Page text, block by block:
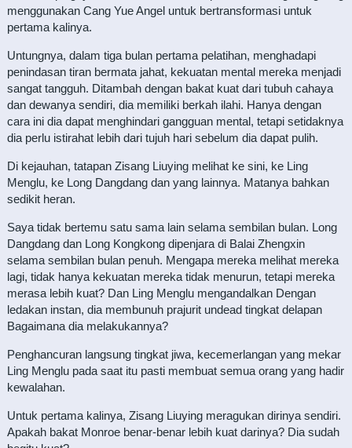
menggunakan Cang Yue Angel untuk bertransformasi untuk
pertama kalinya.
Untungnya, dalam tiga bulan pertama pelatihan, menghadapi
penindasan tiran bermata jahat, kekuatan mental mereka menjadi
sangat tangguh. Ditambah dengan bakat kuat dari tubuh cahaya
dan dewanya sendiri, dia memiliki berkah ilahi. Hanya dengan
cara ini dia dapat menghindari gangguan mental, tetapi setidaknya
dia perlu istirahat lebih dari tujuh hari sebelum dia dapat pulih.
Di kejauhan, tatapan Zisang Liuying melihat ke sini, ke Ling
Menglu, ke Long Dangdang dan yang lainnya. Matanya bahkan
sedikit heran.
Saya tidak bertemu satu sama lain selama sembilan bulan. Long
Dangdang dan Long Kongkong dipenjara di Balai Zhengxin
selama sembilan bulan penuh. Mengapa mereka melihat mereka
lagi, tidak hanya kekuatan mereka tidak menurun, tetapi mereka
merasa lebih kuat? Dan Ling Menglu mengandalkan Dengan
ledakan instan, dia membunuh prajurit undead tingkat delapan
Bagaimana dia melakukannya?
Penghancuran langsung tingkat jiwa, kecemerlangan yang mekar
Ling Menglu pada saat itu pasti membuat semua orang yang hadir
kewalahan.
Untuk pertama kalinya, Zisang Liuying meragukan dirinya sendiri.
Apakah bakat Monroe benar-benar lebih kuat darinya? Dia sudah